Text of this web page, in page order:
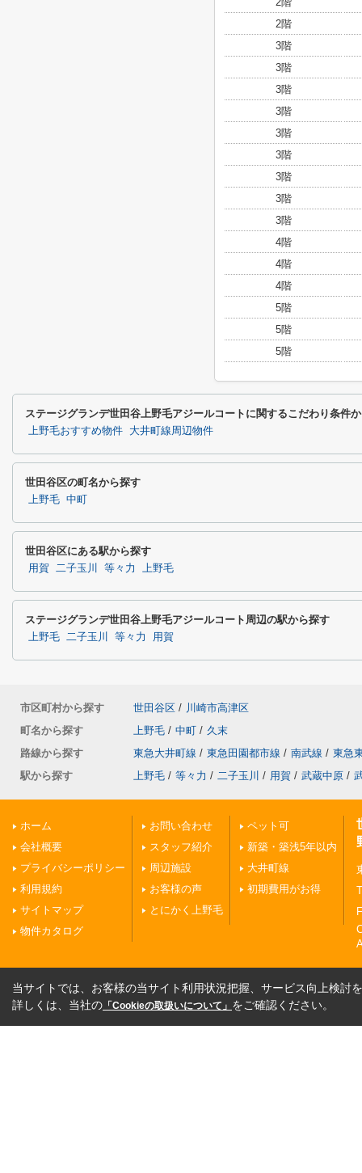
2階
3階
3階
3階
3階
3階
3階
3階
3階
3階
4階
4階
4階
5階
5階
5階
ステージグランデ世田谷上野毛アジールコートに関するこだわり条件
上野毛おすすめ物件 大井町線周辺物件
世田谷区の町名から探す
上野毛 中町
世田谷区にある駅から探す
用賀 二子玉川 等々力 上野毛
ステージグランデ世田谷上野毛アジールコート周辺の駅から探す
上野毛 二子玉川 等々力 用賀
市区町村から探す 世田谷区 / 川崎市高津区
町名から探す
上野毛 / 中町 / 久末
路線から探す
東急大井町線 / 東急田園都市線 / 南武線 / 東急
駅から探す
上野毛 / 等々力 / 二子玉川 / 用賀 / 武蔵中原 /
ホーム
会社概要
プライバシーポリシー
利用規約
サイトマップ
物件カタログ
お問い合わせ
スタッフ紹介
周辺施設
お客様の声
とにかく上野毛
ペット可
新築・築浅5年以内
大井町線
初期費用がお得
当サイトでは、お客様の当サイト利用状況把握、サービス向上検討
詳しくは、当社の 「Cookieの取扱いについて」 をご確認ください。